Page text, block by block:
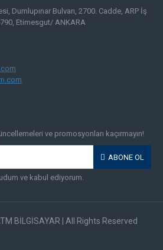
Dumlupınar Bulvarı, 2700. Cadde, ARP İş
Etimesgut/ ANKARA
ve promosyonları kaçırmayın!
ABONE OL
ve kabul ediyorum.
BİLGİSAYAR | All Rights Reserved